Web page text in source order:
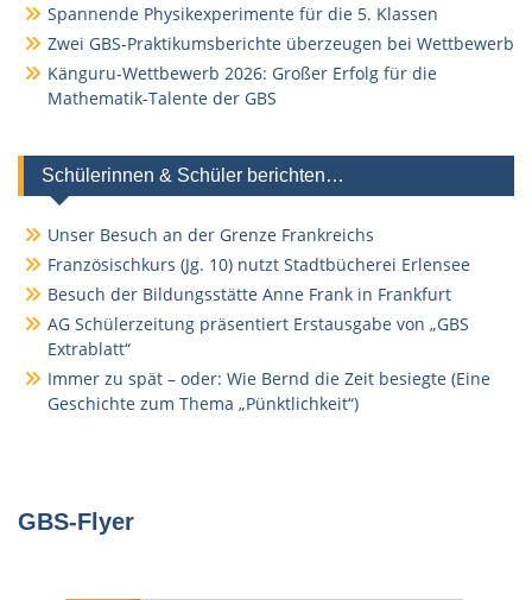
Spannende Physikexperimente für die 5. Klassen
Zwei GBS-Praktikumsberichte überzeugen bei Wettbewerb
Känguru-Wettbewerb 2026: Großer Erfolg für die
Mathematik-Talente der GBS
Schülerinnen & Schüler berichten…
Unser Besuch an der Grenze Frankreichs
Französischkurs (Jg. 10) nutzt Stadtbücherei Erlensee
Besuch der Bildungsstätte Anne Frank in Frankfurt
AG Schülerzeitung präsentiert Erstausgabe von „GBS
Extrablatt“
Immer zu spät – oder: Wie Bernd die Zeit besiegte (Eine
Geschichte zum Thema „Pünktlichkeit“)
GBS-Flyer